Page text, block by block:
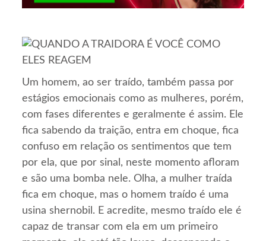
Um homem, ao ser traído, também passa por
estágios emocionais como as mulheres, porém,
com fases diferentes e geralmente é assim. Ele
fica sabendo da traição, entra em choque, fica
confuso em relação os sentimentos que tem
por ela, que por sinal, neste momento afloram
e são uma bomba nele. Olha, a mulher traída
fica em choque, mas o homem traído é uma
usina shernobil. E acredite, mesmo traído ele é
capaz de transar com ela em um primeiro